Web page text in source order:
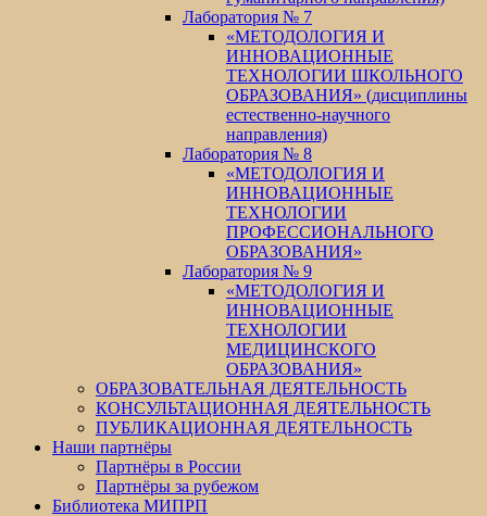
Лаборатория № 7
«МЕТОДОЛОГИЯ И
ИННОВАЦИОННЫЕ
ТЕХНОЛОГИИ ШКОЛЬНОГО
ОБРАЗОВАНИЯ» (дисциплины
естественно-научного
направления)
Лаборатория № 8
«МЕТОДОЛОГИЯ И
ИННОВАЦИОННЫЕ
ТЕХНОЛОГИИ
ПРОФЕССИОНАЛЬНОГО
ОБРАЗОВАНИЯ»
Лаборатория № 9
«МЕТОДОЛОГИЯ И
ИННОВАЦИОННЫЕ
ТЕХНОЛОГИИ
МЕДИЦИНСКОГО
ОБРАЗОВАНИЯ»
ОБРАЗОВАТЕЛЬНАЯ ДЕЯТЕЛЬНОСТЬ
КОНСУЛЬТАЦИОННАЯ ДЕЯТЕЛЬНОСТЬ
ПУБЛИКАЦИОННАЯ ДЕЯТЕЛЬНОСТЬ
Наши партнёры
Партнёры в России
Партнёры за рубежом
Библиотека МИПРП